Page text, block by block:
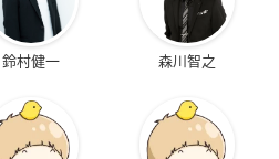
鈴村健一 森川智之